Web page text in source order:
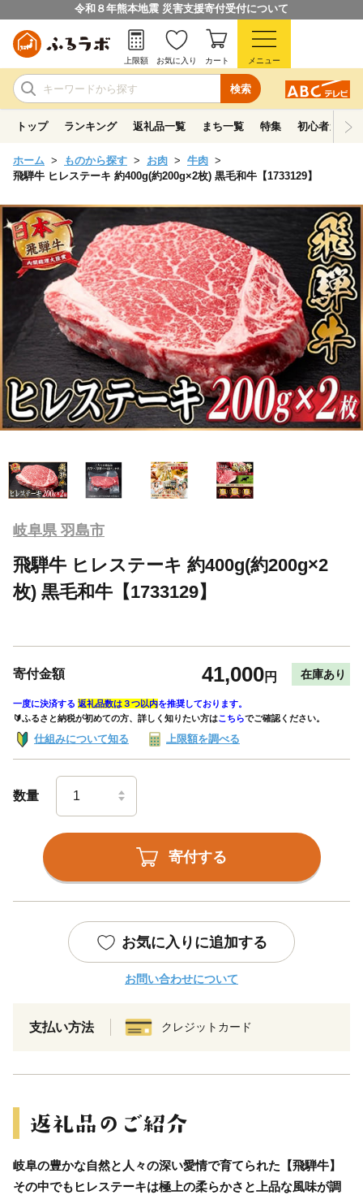
令和８年熊本地震 災害支援寄付受付について
検索
上限額 お気に入り カート メニュー
トップ ランキング 返礼品一覧 まち一覧 特集 初心者ガイド
ホーム ものから探す お肉
牛肉
飛騨牛 ヒレステーキ 約400g(約200g×2枚) 黒毛和牛【1733129】
岐阜県 羽島市
飛騨牛 ヒレステーキ 約400g(約200g×2
枚) 黒毛和牛【1733129】
寄付金額 41,000円 在庫あり
一度に決済する 返礼品数は３つ以内を推奨しております。
🔰ふるさと納税が初めての方、詳しく知りたい方はこちらでご確認ください。
仕組みについて知る 上限額を調べる
数量
寄付する
お気に入りに追加する
お問い合わせについて
支払い方法 クレジットカード
岐阜の豊かな自然と人々の深い愛情で育てられた【飛騨牛】
その中でもヒレステーキは極上の柔らかさと上品な風味が調